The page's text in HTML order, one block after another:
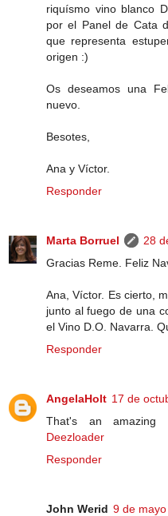
riquísmo vino blanco
por el Panel de Cata
que representa
origen :)
Os deseamos una
nuevo.
Besotes,
Ana y Víctor.
Responder
Marta Borruel
28
Gracias Reme. Feliz
Ana, Víctor. Es cierto,
junto al fuego de una
el Vino D.O. Navarra.
Responder
AngelaHolt 17 de
That's an amazing
Deezloader
Responder
John Werid 9 de